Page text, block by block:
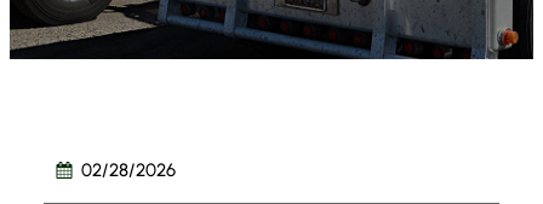
02/28/2026